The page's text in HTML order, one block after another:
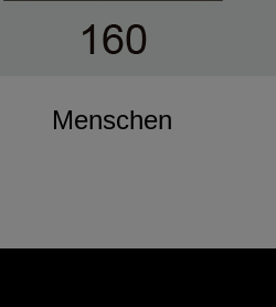
Menschen